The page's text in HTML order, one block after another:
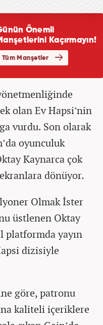
olan Ev Hapsi’nin
vurdu. Son olarak
oyunculuk
Kaynarca çok
dönüyor.
Olmak İster
üstlenen Oktay
platformda yayın
dizisiyle
göre, patronu
kaliteli içeriklere